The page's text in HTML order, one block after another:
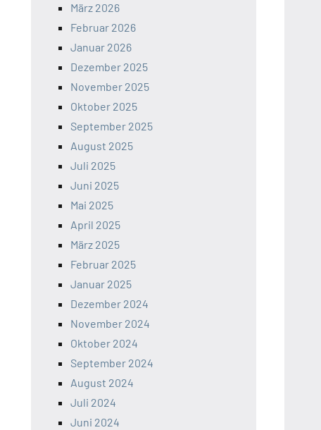
März 2026
Februar 2026
Januar 2026
Dezember 2025
November 2025
Oktober 2025
September 2025
August 2025
Juli 2025
Juni 2025
Mai 2025
April 2025
März 2025
Februar 2025
Januar 2025
Dezember 2024
November 2024
Oktober 2024
September 2024
August 2024
Juli 2024
Juni 2024